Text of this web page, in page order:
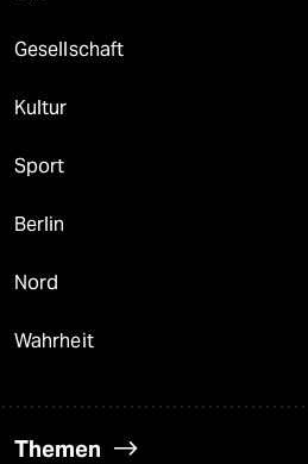
Gesellschaft
Kultur
Sport
Berlin
Nord
Wahrheit
Themen